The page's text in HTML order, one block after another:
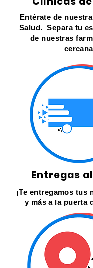
Entérate de
Salud. Separa tu
de nuestras
Entregas
¡Te entregamos tus
y más a la puerta